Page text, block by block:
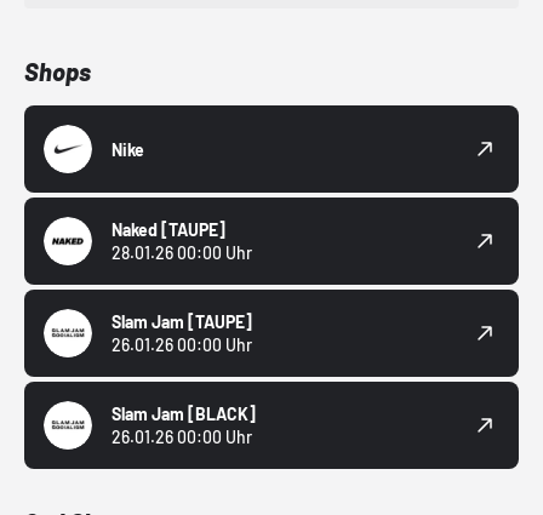
Shops
Nike
Naked [TAUPE]
28.01.26 00:00 Uhr
Slam Jam [TAUPE]
26.01.26 00:00 Uhr
Slam Jam [BLACK]
26.01.26 00:00 Uhr